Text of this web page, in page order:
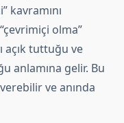
kavramını
olma”
açık tuttuğu ve
anlamına gelir. Bu
ve anında